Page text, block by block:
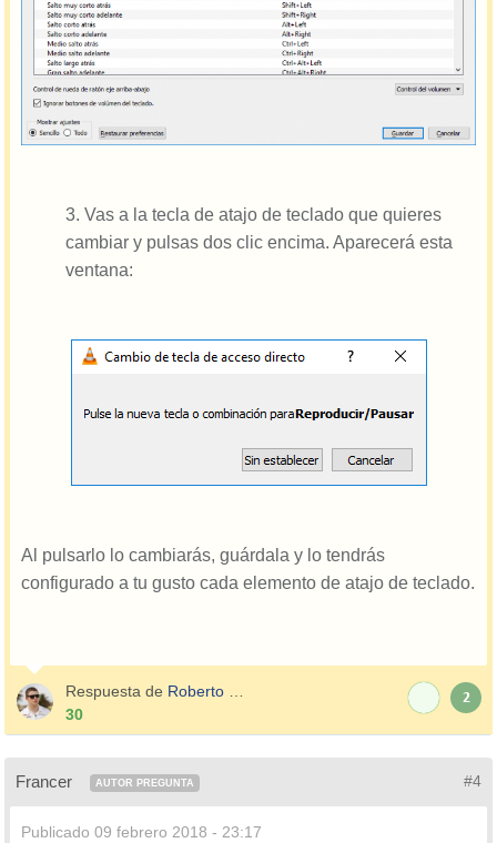
3. Vas a la tecla de atajo de teclado que quieres
cambiar y pulsas dos clic encima. Aparecerá esta
ventana:
Al pulsarlo lo cambiarás, guárdala y lo tendrás
configurado a tu gusto cada elemento de atajo de teclado.
Respuesta de Roberto Gomez
30
2
Francer AUTOR PREGUNTA #4
Publicado 09 febrero 2018 - 23:17